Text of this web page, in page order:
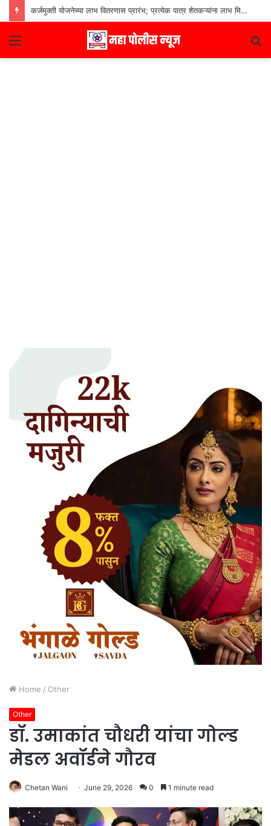
कर्जमुक्ती योजनेच्या लाभ वितरणास प्रारंभ; प्रत्येक पात्र शेतकऱ्यांना लाभ मिळणार– मुख्यमंत्री देवेंद्र फडणवीस
Menu
Home / Other
Other
डॉ. उमाकांत चौधरी यांचा गोल्ड
मेडल अवॉर्डने गौरव
Chetan Wani June 29, 2026 0 1 minute read